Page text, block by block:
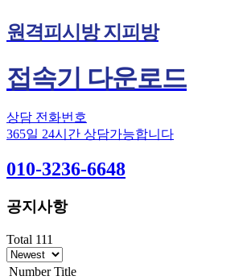
원격피시방 지피방
접속기 다운로드
상담 전화번호
365일 24시간 상담가능합니다
010-3236-6648
공지사항
Total 111
Number Title